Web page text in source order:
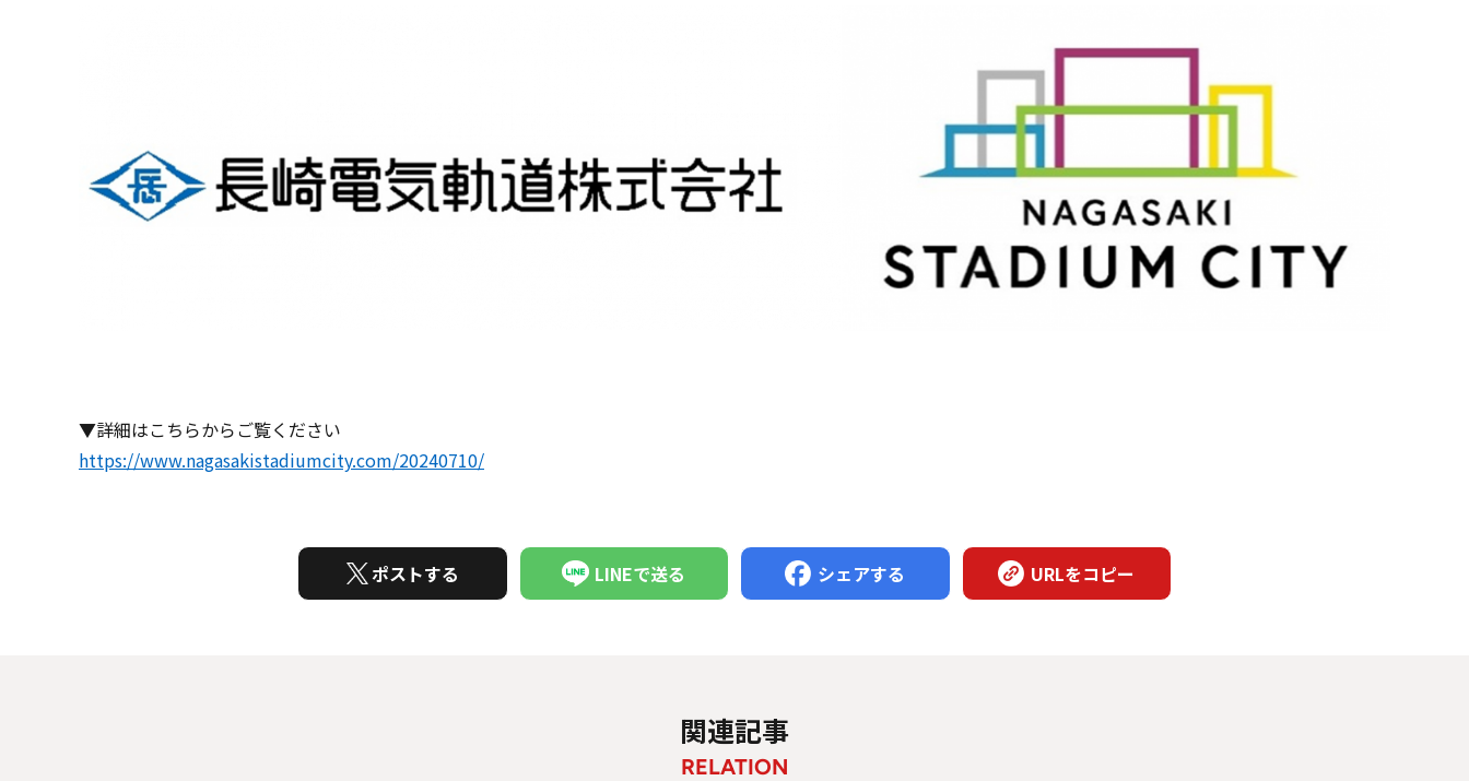
▼詳細はこちらからご覧ください
https://www.nagasakistadiumcity.com/20240710/
ポストする LINEで送る シェアする URLをコピー
関連記事
RELATION